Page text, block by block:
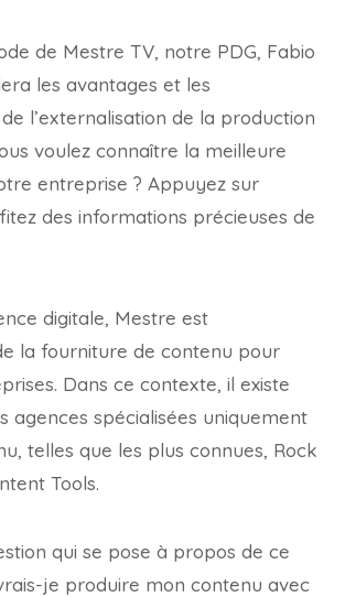
de Mestre TV, notre PDG, Fabio
les avantages et les
l’externalisation de la production
voulez connaître la meilleure
entreprise ? Appuyez sur
des informations précieuses de
digitale, Mestre est
la fourniture de contenu pour
Dans ce contexte, il existe
agences spécialisées uniquement
telles que les plus connues, Rock
Tools.
qui se pose à propos de ce
je produire mon contenu avec